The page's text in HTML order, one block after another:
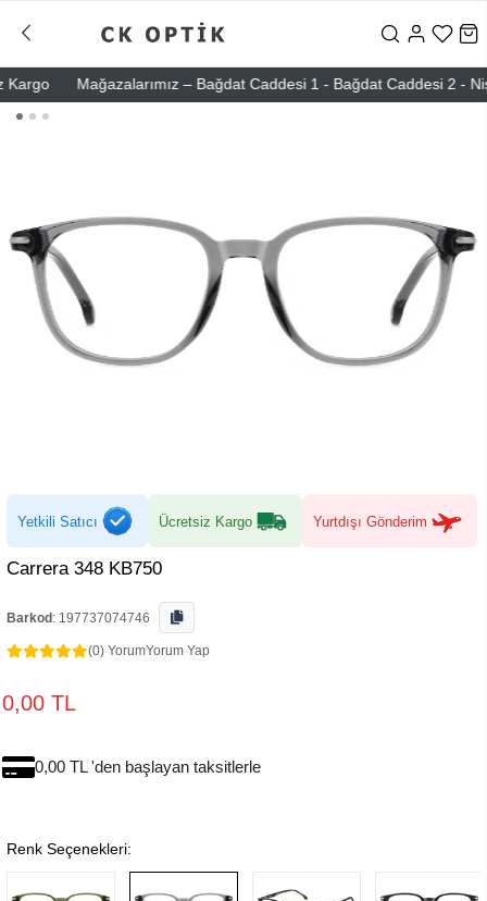
Mağazalarımız – Bağdat Caddesi 1 - Bağdat Caddesi 2 -
Yetkili Satıcı Ücretsiz Kargo Yurtdışı Gönderim
Carrera 348 KB750
Barkod : 197737074746
(0) YorumYorum Yap
0,00 TL
0,00 TL 'den başlayan taksitlerle
Renk Seçenekleri: